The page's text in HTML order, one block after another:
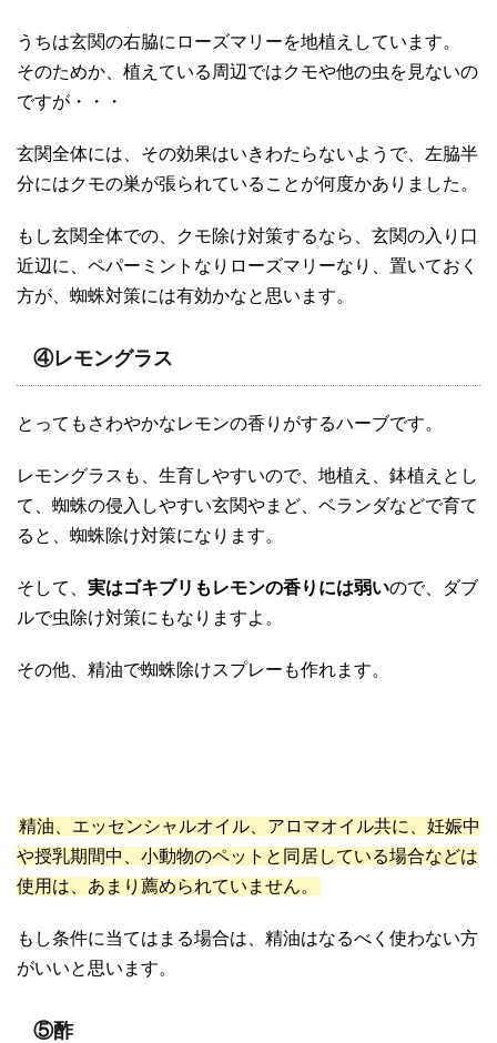
うちは玄関の右脇にローズマリーを地植えしています。
そのためか、植えている周辺ではクモや他の虫を見ないの
ですが・・・
玄関全体には、その効果はいきわたらないようで、左脇半
分にはクモの巣が張られていることが何度かありました。
もし玄関全体での、クモ除け対策するなら、玄関の入り口
近辺に、ペパーミントなりローズマリーなり、置いておく
方が、蜘蛛対策には有効かなと思います。
④レモングラス
とってもさわやかなレモンの香りがするハーブです。
レモングラスも、生育しやすいので、地植え、鉢植えとし
て、蜘蛛の侵入しやすい玄関やまど、ベランダなどで育て
ると、蜘蛛除け対策になります。
そして、 実はゴキブリもレモンの香りには弱いので、ダブ
ルで虫除け対策にもなりますよ。
その他、精油で蜘蛛除けスプレーも作れます。
精油、エッセンシャルオイル、アロマオイル共に、妊娠中
や授乳期間中、小動物のペットと同居している場合などは
使用は、あまり薦められていません。
もし条件に当てはまる場合は、精油はなるべく使わない方
がいいと思います。
⑤酢